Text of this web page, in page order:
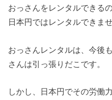
おっさんをレンタルできる
日本円ではレンタルできませ
おっさんレンタルは、今後
さんは引っ張りだこです。
しかし、日本円でその労働